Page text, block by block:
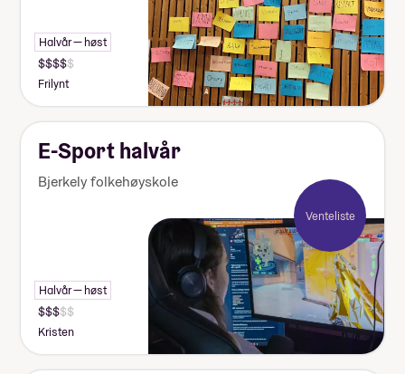
Halvår — høst
Frilynt
E-Sport halvår
Bjerkely folkehøyskole
Venteliste
Halvår — høst
Kristen